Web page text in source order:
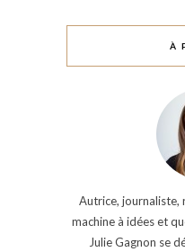
À
Autrice, journaliste,
machine à idées et
Julie Gagnon se